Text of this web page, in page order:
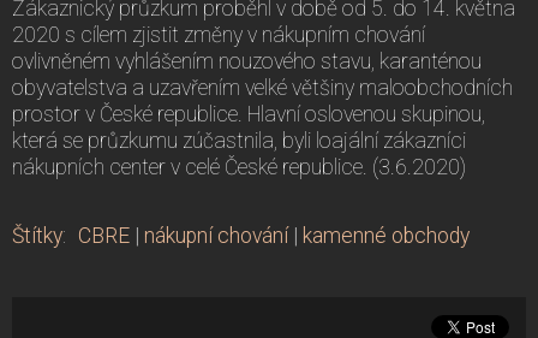
Zákaznický průzkum proběhl v době od 5. do 14. května
2020 s cílem zjistit změny v nákupním chování
ovlivněném vyhlášením nouzového stavu, karanténou
obyvatelstva a uzavřením velké většiny maloobchodních
prostor v České republice. Hlavní oslovenou skupinou,
která se průzkumu zúčastnila, byli loajální zákazníci
nákupních center v celé České republice. (3.6.2020)
Štítky: CBRE | nákupní chování | kamenné obchody